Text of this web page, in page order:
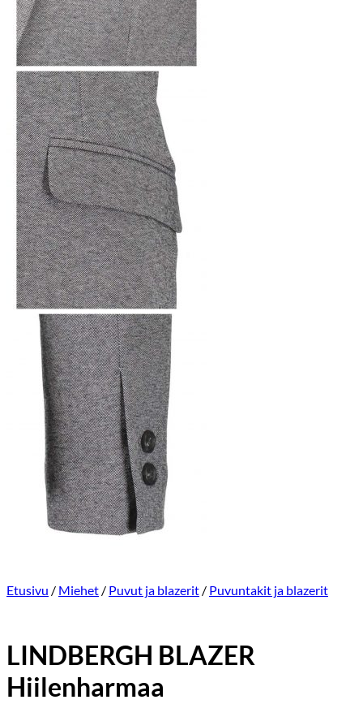
Etusivu / Miehet / Puvut ja blazerit / Puvuntakit ja blazerit
LINDBERGH BLAZER
Hiilenharmaa